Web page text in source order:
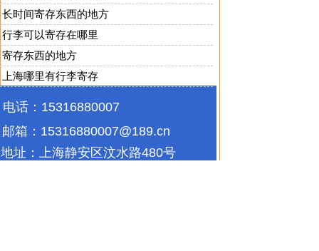
邮箱： 15316880007@189.cn
地址： 上海静安区汶水路480号
电话：15316880007
长时间寄存东西的地方
行李可以寄存在哪里
寄存东西的地方
上海哪里有行李寄存